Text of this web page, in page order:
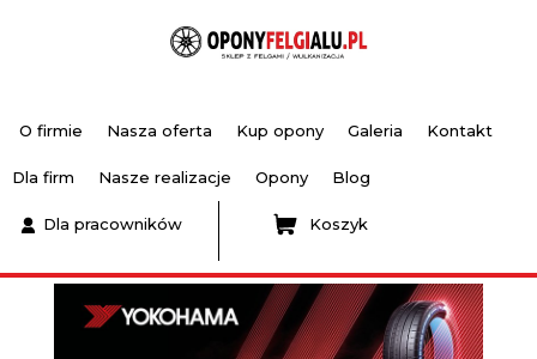
O firmie Nasza oferta Kup opony Galeria Kontakt
Dla firm Nasze realizacje Opony Blog
Dla pracowników Koszyk